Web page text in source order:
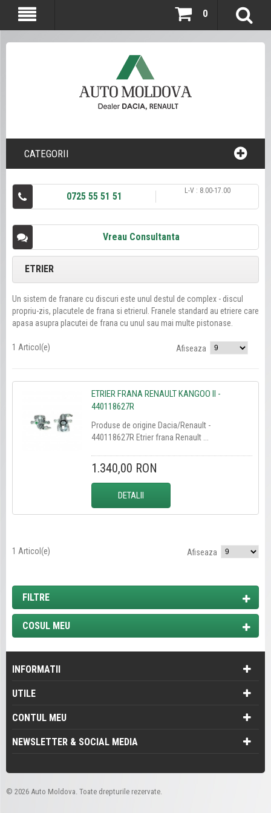
0
CATEGORII
0725 55 51 51 L-V : 8.00-17.00
Vreau Consultanta
ETRIER
Un sistem de franare cu discuri este unul destul de complex - discul
propriu-zis, placutele de frana si etrierul. Franele standard au etriere care
apasa asupra placutei de frana cu unul sau mai multe pistonase.
1 Articol(e) Afiseaza
ETRIER FRANA RENAULT KANGOO II -
440118627R
Produse de origine Dacia/Renault -
440118627R Etrier frana Renault ...
1.340,00 RON
DETALII
1 Articol(e) Afiseaza
FILTRE
COSUL MEU
INFORMATII
UTILE
CONTUL MEU
NEWSLETTER & SOCIAL MEDIA
© 2026 Auto Moldova. Toate drepturile rezervate.